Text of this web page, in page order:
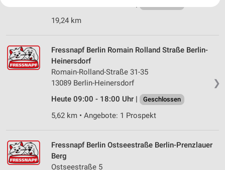
19,24 km
❯
Fressnapf Berlin Romain Rolland Straße Berlin-
Heinersdorf
Romain-Rolland-Straße 31-35
13089 Berlin-Heinersdorf
Heute 09:00 - 18:00 Uhr |
Geschlossen
5,62 km • Angebote: 1 Prospekt
Fressnapf Berlin Ostseestraße Berlin-Prenzlauer
Berg
Ostseestraße 5
Website/App.
Partnerliste anzeigen (1 IAB-Anbieter)
IAB-Verarbeitungszwecke:
Speichern von oder Zugriff auf Informationen
auf einem Endgerät
Werbeanzeigen
Erstellung von Profilen für personalisierte
Verwendung von Profilen zur Auswahl
personalisierter Werbung